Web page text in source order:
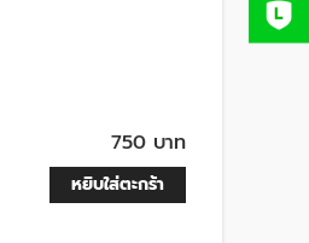
750 บาท
หยิบใส่ตะกร้า